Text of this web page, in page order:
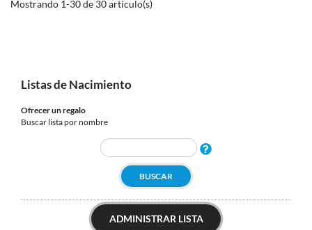
Mostrando 1-30 de 30 artículo(s)
Listas de Nacimiento
Ofrecer un regalo
Buscar lista por nombre
BUSCAR
ADMINISTRAR LISTA